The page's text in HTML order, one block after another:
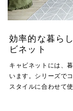
効率的な暮ら
ビネット
キャビネットには、
います。シリーズで
スタイルに合わせて